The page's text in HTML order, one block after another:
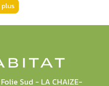
Sud - LA CHAIZE-